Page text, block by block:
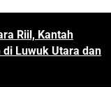
Riil, Kantah
di Luwuk Utara dan